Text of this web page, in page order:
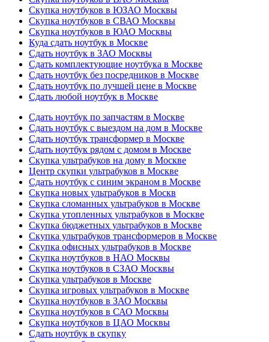
Скупка ноутбуков в ЮЗАО Москвы
Скупка ноутбуков в СВАО Москвы
Скупка ноутбуков в ЮАО Москвы
Куда сдать ноутбук в Москве
Сдать ноутбук в ЗАО Москвы
Сдать комплектующие ноутбука в Москве
Сдать ноутбук без посредников в Москве
Сдать ноутбук по лучшей цене в Москве
Сдать любой ноутбук в Москве
Сдать ноутбук по запчастям в Москве
Сдать ноутбук с выездом на дом в Москве
Сдать ноутбук трансформер в Москве
Сдать ноутбук рядом с домом в Москве
Скупка ультрабуков на дому в Москве
Центр скупки ультрабуков в Москве
Сдать ноутбук с синим экраном в Москве
Скупка новых ультрабуков в Москв
Скупка сломанных ультрабуков в Москве
Скупка утопленных ультрабуков в Москве
Скупка бюджетных ультрабуков в Москве
Скупка ультрабуков трансформеров в Москве
Скупка офисных ультрабуков в Москве
Скупка ноутбуков в НАО Москвы
Скупка ноутбуков в СЗАО Москвы
Скупка ультрабуков в Москве
Скупка игровых ультрабуков в Москве
Скупка ноутбуков в ЗАО Москвы
Скупка ноутбуков в САО Москвы
Скупка ноутбуков в ЦАО Москвы
Сдать ноутбук в скупку